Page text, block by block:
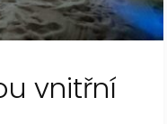
vnitřní